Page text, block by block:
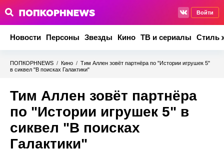
Войти
Новости Персоны Звезды Кино ТВ и сериалы Стиль
ПОПКОРНNEWS / Кино / Тим Аллен зовёт партнёра по "Истории игрушек 5"
в сиквел "В поисках Галактики"
Тим Аллен зовёт партнёра
по "Истории игрушек 5" в
сиквел "В поисках
Галактики"